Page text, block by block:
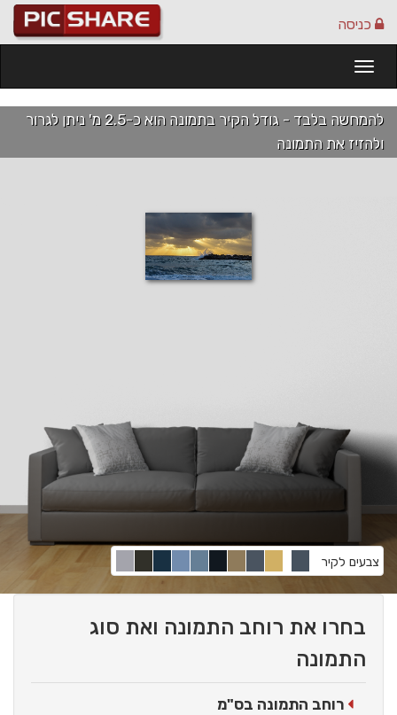
כניסה
להמחשה בלבד - גודל הקיר בתמונה הוא כ-2.5 מ' ניתן לגרור
ולהזיז את התמונה
צבעים לקיר
בחרו את רוחב התמונה ואת סוג
התמונה
רוחב התמונה בס"מ